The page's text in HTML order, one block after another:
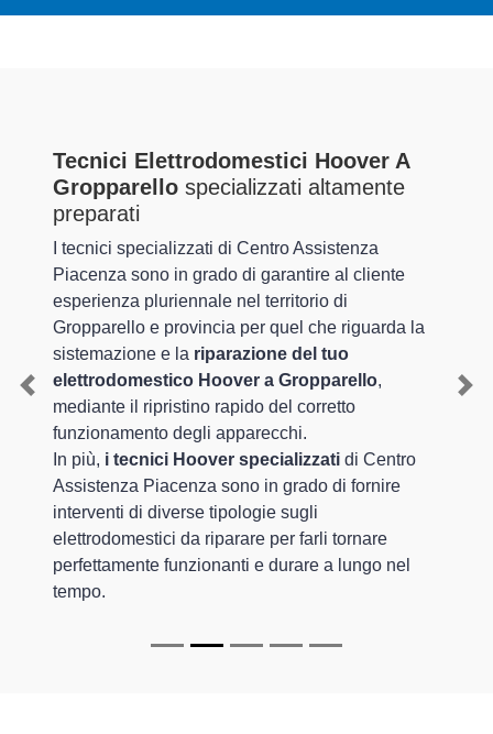
Tecnici Elettrodomestici Hoover A
Gropparello specializzati altamente
preparati
I tecnici specializzati di Centro Assistenza
Piacenza sono in grado di garantire al cliente
esperienza pluriennale nel territorio di
Gropparello e provincia per quel che riguarda la
sistemazione e la riparazione del tuo
elettrodomestico Hoover a Gropparello,
mediante il ripristino rapido del corretto
funzionamento degli apparecchi.
In più, i tecnici Hoover specializzati di Centro
Assistenza Piacenza sono in grado di fornire
interventi di diverse tipologie sugli
elettrodomestici da riparare per farli tornare
perfettamente funzionanti e durare a lungo nel
tempo.
Previous